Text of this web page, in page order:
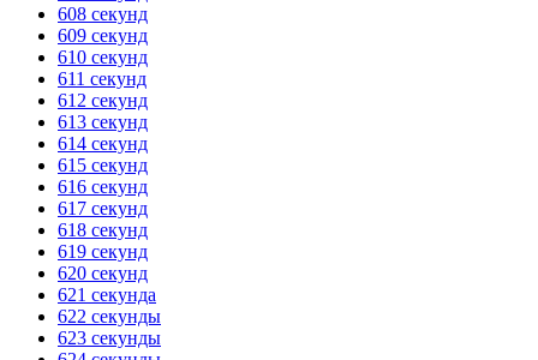
HANDY TIMERS
608 секунд
609 секунд
610 секунд
611 секунд
612 секунд
613 секунд
614 секунд
615 секунд
616 секунд
617 секунд
618 секунд
619 секунд
620 секунд
621 секунда
622 секунды
623 секунды